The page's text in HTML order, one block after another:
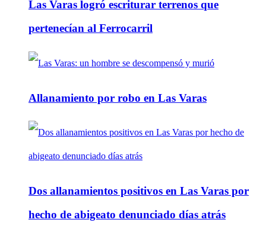
Las Varas logró escriturar terrenos que
pertenecían al Ferrocarril
Allanamiento por robo en Las Varas
Dos allanamientos positivos en Las Varas por
hecho de abigeato denunciado días atrás